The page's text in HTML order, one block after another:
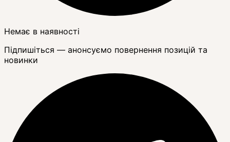
Немає в наявності
Підпишіться — анонсуємо повернення позицій та
новинки